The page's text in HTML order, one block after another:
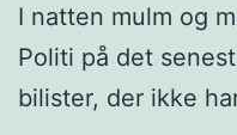
I natten mulm og
Politi på det
bilister, der ikke